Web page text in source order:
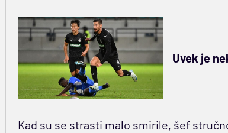
Uvek je
Kad su se strasti malo smirile, šef